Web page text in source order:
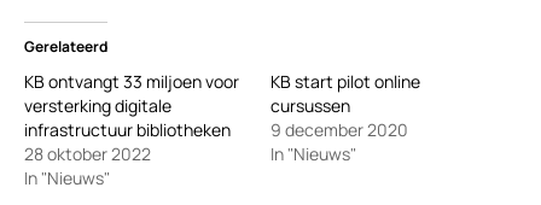
Gerelateerd
KB ontvangt 33 miljoen voor
versterking digitale
infrastructuur bibliotheken
28 oktober 2022
In "Nieuws"
KB start pilot online
cursussen
9 december 2020
In "Nieuws"